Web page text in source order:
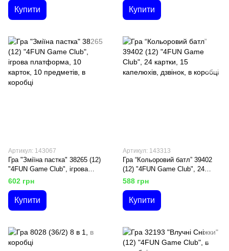
Купити Купити
Артикул: 143067
Гра "Зміїна пастка" 38265 (12)
"4FUN Game Club", ігрова
платформа, 10 карток, 10
предметів, в коробці
602 грн
Купити
Артикул: 143313
Гра “Кольоровий батл” 39402
(12) "4FUN Game Club", 24
картки, 15 капелюхів, дзвінок,
в коробці
588 грн
Купити